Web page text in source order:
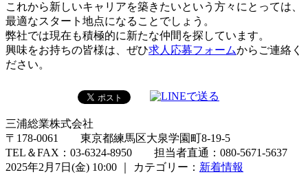
これから新しいキャリアを築きたいという方々にとっては、
最適なスタート地点になることでしょう。
弊社では現在も積極的に新たな仲間を探しています。
興味をお持ちの皆様は、ぜひ求人応募フォームからご連絡く
ださい。
三浦総業株式会社
〒178-0061 東京都練馬区大泉学園町8-19-5
TEL＆FAX：03-6324-8950 担当者直通：080-5671-5637
2025年2月7日(金) 10:00 ｜ カテゴリー： 新着情報